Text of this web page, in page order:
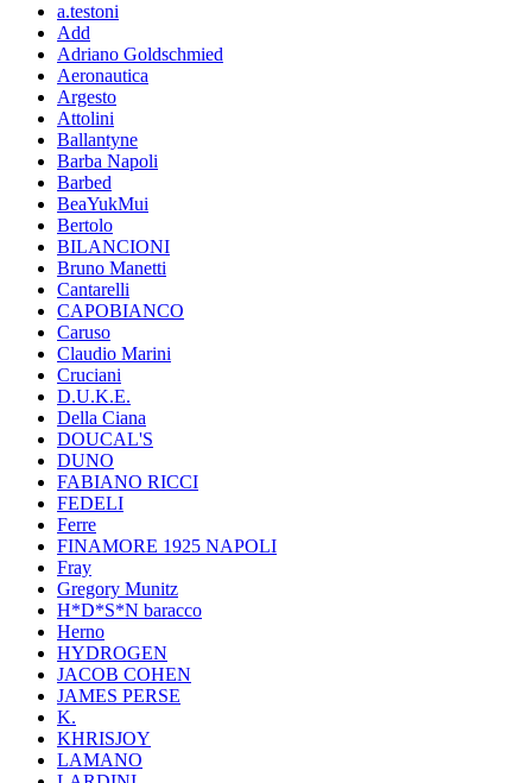
a.testoni
Add
Adriano Goldschmied
Aeronautica
Argesto
Attolini
Ballantyne
Barba Napoli
Barbed
BeaYukMui
Bertolo
BILANCIONI
Bruno Manetti
Cantarelli
CAPOBIANCO
Caruso
Claudio Marini
Cruciani
D.U.K.E.
Della Ciana
DOUCAL'S
DUNO
FABIANO RICCI
FEDELI
Ferre
FINAMORE 1925 NAPOLI
Fray
Gregory Munitz
H*D*S*N baracco
Herno
HYDROGEN
JACOB COHEN
JAMES PERSE
K.
KHRISJOY
LAMANO